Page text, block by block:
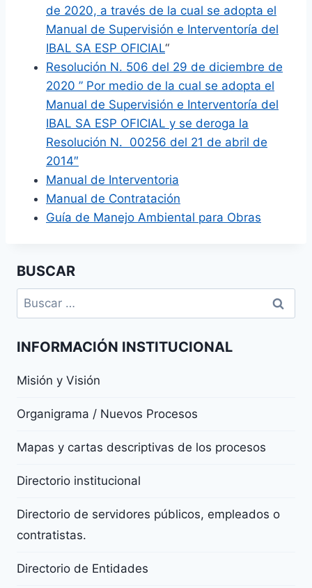
de 2020, a través de la cual se adopta el
Manual de Supervisión e Interventoría del
IBAL SA ESP OFICIAL“
Resolución N. 506 del 29 de diciembre de
2020 ” Por medio de la cual se adopta el
Manual de Supervisión e Interventoría del
IBAL SA ESP OFICIAL y se deroga la
Resolución N. 00256 del 21 de abril de
2014″
Manual de Interventoria
Manual de Contratación
Guía de Manejo Ambiental para Obras
BUSCAR
INFORMACIÓN INSTITUCIONAL
Misión y Visión
Organigrama / Nuevos Procesos
Mapas y cartas descriptivas de los procesos
Directorio institucional
Directorio de servidores públicos, empleados o
contratistas.
Directorio de Entidades